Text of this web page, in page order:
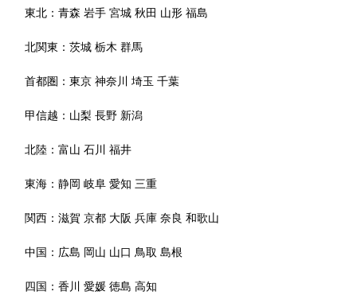
東北：青森 岩手 宮城 秋田 山形 福島
北関東：茨城 栃木 群馬
首都圏：東京 神奈川 埼玉 千葉
甲信越： 山梨 長野 新潟
北陸：富山 石川 福井
東海：静岡 岐阜 愛知 三重
関西：滋賀 京都 大阪 兵庫 奈良 和歌山
中国： 広島 岡山 山口 鳥取 島根
四国：香川 愛媛 徳島 高知